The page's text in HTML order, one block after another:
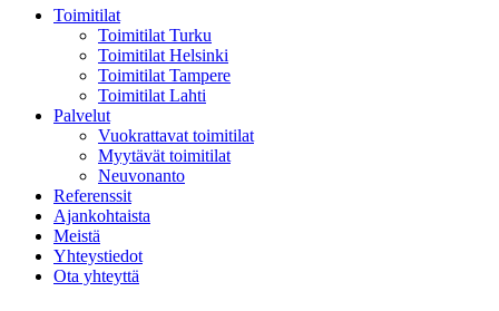
Toimitilat
Toimitilat Turku
Toimitilat Helsinki
Toimitilat Tampere
Toimitilat Lahti
Palvelut
Vuokrattavat toimitilat
Myytävät toimitilat
Neuvonanto
Referenssit
Ajankohtaista
Meistä
Yhteystiedot
Ota yhteyttä